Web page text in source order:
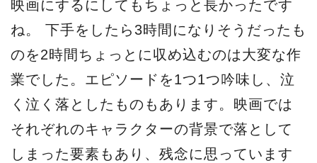
映画にするにしてもちょっと長かったです
ね。 下手をしたら3時間になりそうだったも
のを2時間ちょっとに収め込むのは大変な作
業でした。エピソードを1つ1つ吟味し、泣
く泣く落としたものもあります。映画では
それぞれのキャラクターの背景で落として
しまった要素もあり、残念に思っています